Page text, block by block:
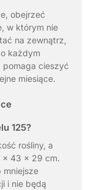
obejrzeć
w którym nie
na zewnątrz,
każdym
pomaga cieszyć
miesiące.
125?
rośliny, a
x 43 x 29 cm.
mniejsze
i nie będą